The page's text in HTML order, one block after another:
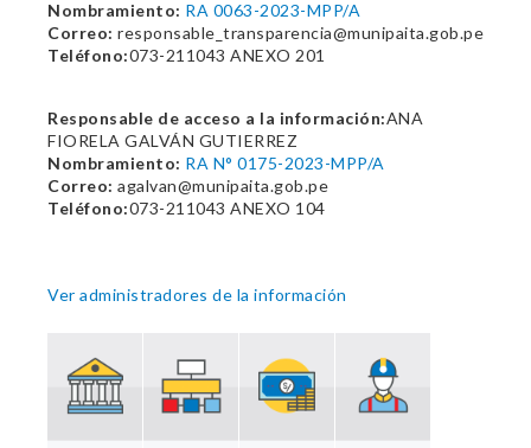
Nombramiento: RA 0063-2023-MPP/A
Correo: responsable_transparencia@munipaita.gob.pe
Teléfono:073-211043 ANEXO 201
Responsable de acceso a la información:ANA
FIORELA GALVÁN GUTIERREZ
Nombramiento: RA N° 0175-2023-MPP/A
Correo: agalvan@munipaita.gob.pe
Teléfono:073-211043 ANEXO 104
Ver administradores de la información